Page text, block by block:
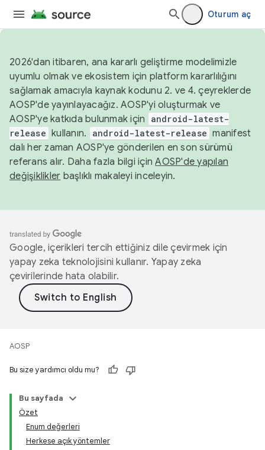
Oturum aç
2026'dan itibaren, ana kararlı geliştirme modelimizle
uyumlu olmak ve ekosistem için platform kararlılığını
sağlamak amacıyla kaynak kodunu 2. ve 4. çeyreklerde
AOSP'de yayınlayacağız. AOSP'yi oluşturmak ve
AOSP'ye katkıda bulunmak için
android-latest-
release kullanın. android-latest-release manifest
dalı her zaman AOSP'ye gönderilen en son sürümü
referans alır. Daha fazla bilgi içinAOSP'de yapılan
değişiklikler başlıklı makaleyi inceleyin.
Google, içerikleri tercih ettiğiniz dile çevirmek için
yapay zeka teknolojisini kullanır. Yapay zeka
çevirilerinde hata olabilir.
AOSP
Bu size yardımcı oldu mu?
Bu sayfada
Özet
Enum değerleri
Herkese açık yöntemler